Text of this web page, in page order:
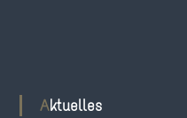
Aktuelles